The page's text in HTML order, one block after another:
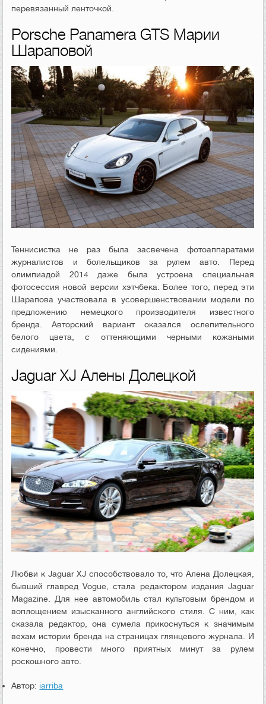
перевязанный ленточкой.
Porsche Panamera GTS Марии
Шараповой
Теннисистка не раз была засвечена фотоаппаратами
журналистов и болельщиков за рулем авто. Перед
олимпиадой 2014 даже была устроена специальная
фотосессия новой версии хэтчбека. Более того, перед эти
Шарапова участвовала в усовершенствовании модели по
предложению немецкого производителя известного
бренда. Авторский вариант оказался ослепительного
белого цвета, с оттеняющими черными кожаными
сидениями.
Jaguar XJ Алены Долецкой
Любви к Jaguar XJ способствовало то, что Алена Долецкая,
бывший главред Vogue, стала редактором издания Jaguar
Magazine. Для нее автомобиль стал культовым брендом и
воплощением изысканного английского стиля. С ним, как
сказала редактор, она сумела прикоснуться к значимым
вехам истории бренда на страницах глянцевого журнала. И
конечно, провести много приятных минут за рулем
роскошного авто.
Автор: iarriba